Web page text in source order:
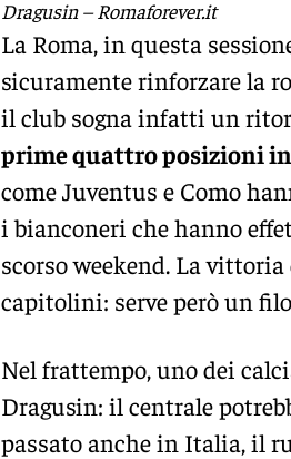
Dragusin – Romaforever.it
La Roma, in questa
sicuramente rinforzare la
il club sogna infatti un
prime quattro posizioni
come Juventus e Como
i bianconeri che hanno
scorso weekend. La
capitolini: serve però un
Nel frattempo, uno dei
Dragusin: il centrale
passato anche in Italia, il